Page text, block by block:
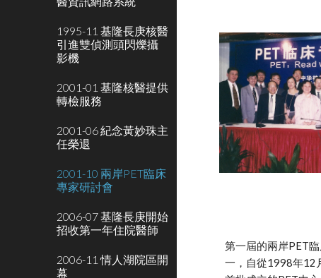
1995-11 基隆長庚核醫
引進雙偵測頭閃爍攝
影機
2001-01 基隆核醫提供
轉檢服務
2001-06 紀念黃妙珠主
任榮退
2001-10 兩岸PET臨床
專家研討會
2006-07 基隆長庚開始
招收第一年住院醫師
2006-11 情人湖院區開
幕
第一屆的兩岸PET
一，自從1998年12